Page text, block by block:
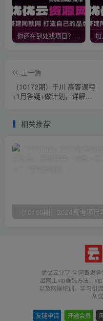
你还在到处找项目？还在当韭菜？我靠网创资源站一个月收入5万+，曾经我也是个失败者。
上一篇
（10172期）千川 高客课程
+1月答疑+做计划，详解千
相关推荐
优优云分享-全网首发
出网上vip赚钱方法、
以及网赚培训，学习引
从
友链申请 开通会员